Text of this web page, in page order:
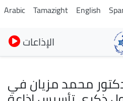
to
Arabic Tamazight English
الإذاعات
محمد مزيان في